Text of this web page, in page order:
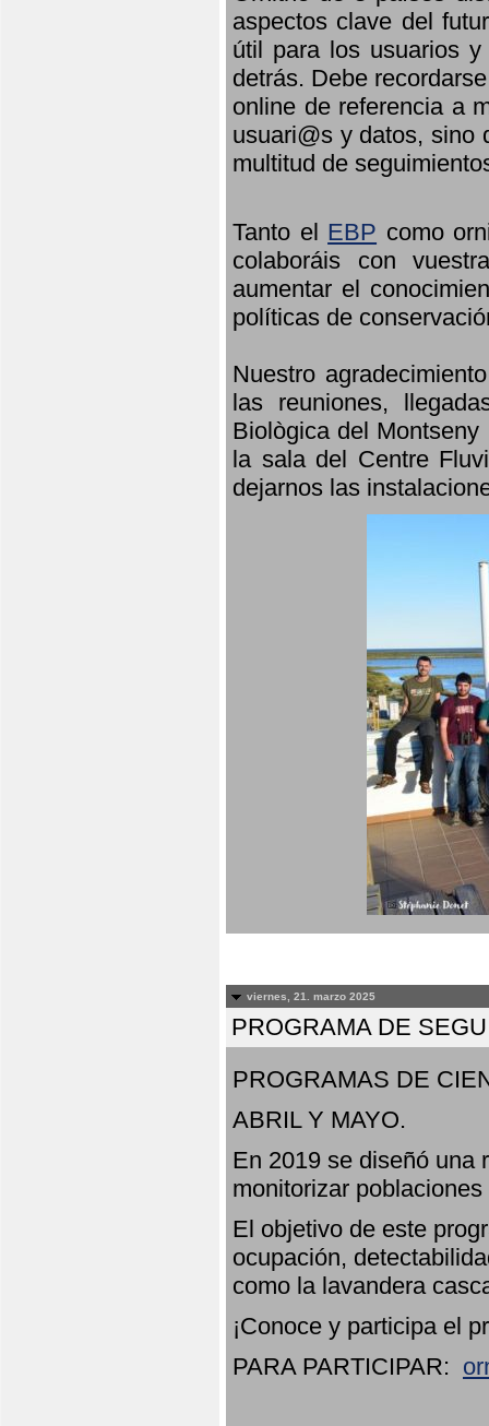
aspectos clave del
útil para los usuarios
detrás. Debe
online de referencia a
usuari@s y datos, sino
multitud de
Tanto el EBP como
colaboráis con
aumentar el
políticas de
Nuestro
las reuniones,
Biològica del
la sala del Centre
dejarnos las
viernes, 21. marzo 2025
PROGRAMA DE
PROGRAMAS DE
ABRIL Y MAYO.
En 2019 se diseñó una
monitorizar
El objetivo de este
ocupación,
como la lavandera
¡Conoce y participa el
PARA PARTICIPAR: